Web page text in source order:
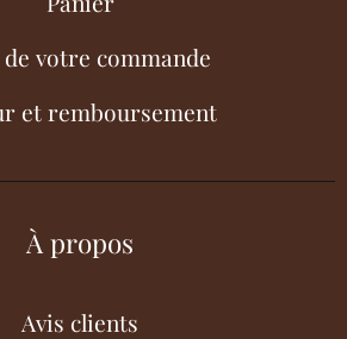
votre commande
et remboursement
À propos
Avis clients